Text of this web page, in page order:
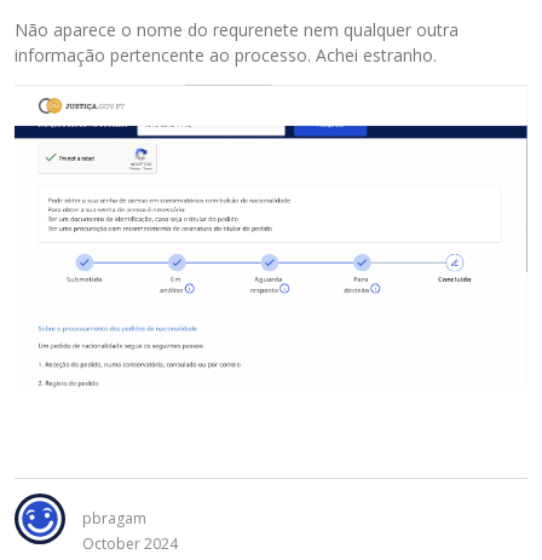
Não aparece o nome do requrenete nem qualquer outra
informação pertencente ao processo. Achei estranho.
pbragam
October 2024